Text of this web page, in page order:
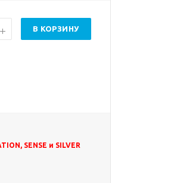
В КОРЗИНУ
SENSE и SILVER